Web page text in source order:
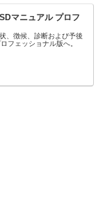
マニュアル プロフ
、徴候、診断および予後
フェッショナル版へ。